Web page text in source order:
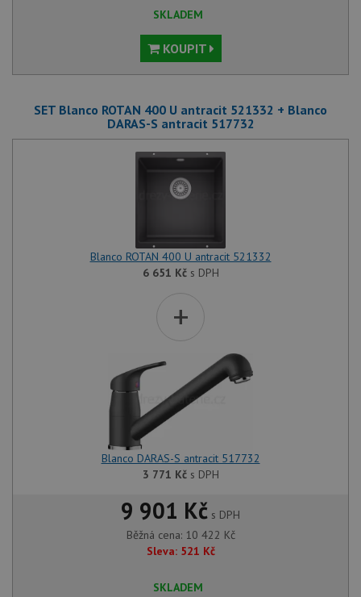
SKLADEM
KOUPIT
SET Blanco ROTAN 400 U antracit 521332 + Blanco
DARAS-S antracit 517732
Blanco ROTAN 400 U antracit 521332
6 651 Kčs DPH
+
Blanco DARAS-S antracit 517732
3 771 Kčs DPH
9 901 Kč s DPH
Běžná cena: 10 422 Kč
Sleva: 521 Kč
SKLADEM